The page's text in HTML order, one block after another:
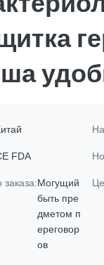
FDA
Могущий
быть пре
дметом п
ереговор
ов